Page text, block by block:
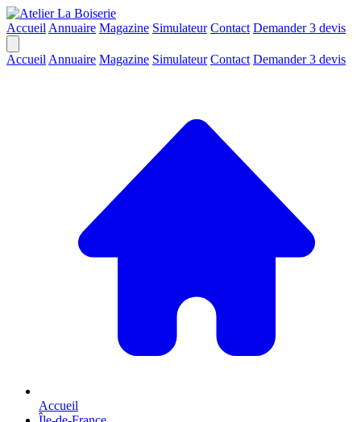
Accueil Annuaire Magazine Simulateur Contact Demander 3 devis
Accueil Annuaire Magazine Simulateur Contact Demander 3 devis
Accueil